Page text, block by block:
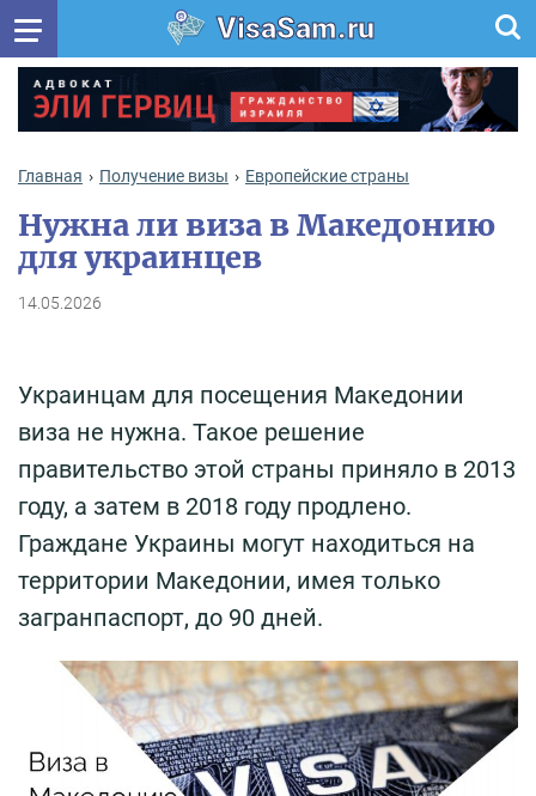
VisaSam.ru
Главная Получение визы Европейские страны
Нужна ли виза в Македонию
для украинцев
14.05.2026
Украинцам для посещения Македонии
виза не нужна. Такое решение
правительство этой страны приняло в 2013
году, а затем в 2018 году продлено.
Граждане Украины могут находиться на
территории Македонии, имея только
загранпаспорт, до 90 дней.